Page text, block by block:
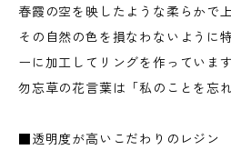
春霞の空を映したような柔らかで
その自然の色を損なわないように
ーに加工してリングを作っています
勿忘草の花言葉は「私のことを忘れ
■透明度が高いこだわりのレジン